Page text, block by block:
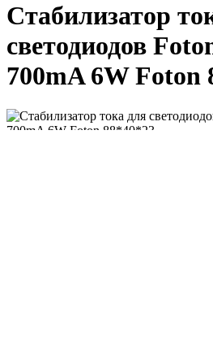
Стабилизатор
светодиодов
700mA 6W Foton